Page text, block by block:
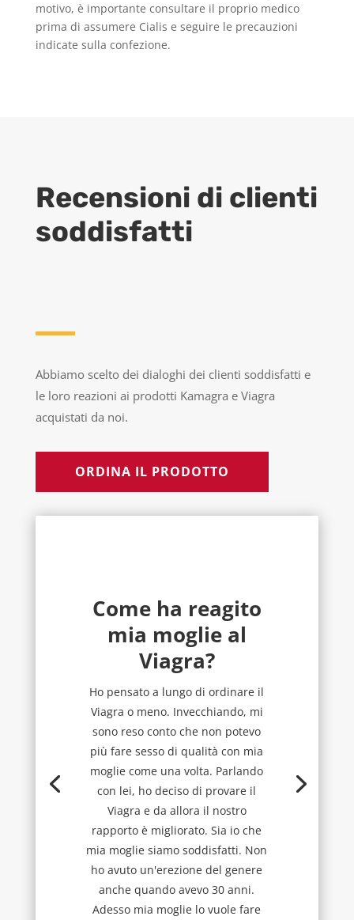
motivo, è importante consultare il proprio medico
prima di assumere Cialis e seguire le precauzioni
indicate sulla confezione.
Recensioni di clienti
soddisfatti
Abbiamo scelto dei dialoghi dei clienti soddisfatti e
le loro reazioni ai prodotti Kamagra e Viagra
acquistati da noi.
ORDINA IL PRODOTTO
Come ha reagito
mia moglie al
Viagra?
Ho pensato a lungo di ordinare il
Viagra o meno. Invecchiando, mi
sono reso conto che non potevo
più fare sesso di qualità con mia
moglie come una volta. Parlando
con lei, ho deciso di provare il
Viagra e da allora il nostro
rapporto è migliorato. Sia io che
mia moglie siamo soddisfatti. Non
ho avuto un'erezione del genere
anche quando avevo 30 anni.
Adesso mia moglie lo vuole fare